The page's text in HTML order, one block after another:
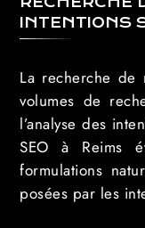
INTENTIONS
La recherche de
volumes de
l’analyse des
SEO à Reims
formulations
posées par les